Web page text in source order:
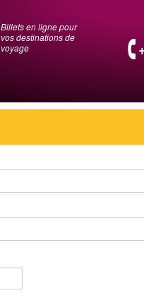
Billets en ligne pour
vos destinations de
voyage